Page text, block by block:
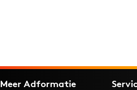
Meer Adformatie